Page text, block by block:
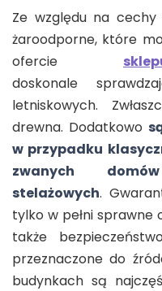
Ze względu na
żaroodporne, które
ofercie
doskonale
letniskowych.
drewna. Dodatkowo
w przypadku
zwanych
stelażowych.
tylko w pełni sprawne
także
przeznaczone do
budynkach są